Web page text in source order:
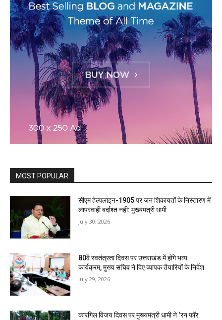
MOST POPULAR
सीएम हेल्पलाइन-1905 पर जन शिकायतों के निस्तारण में
लापरवाही बर्दाश्त नहीं: मुख्यमंत्री धामी
July 30, 2026
80वें स्वतंत्रता दिवस पर उत्तराखंड में होंगे भव्य
कार्यक्रम, मुख्य सचिव ने दिए व्यापक तैयारियों के निर्देश
July 29, 2026
कारगिल विजय दिवस पर मुख्यमंत्री धामी ने ‘रन फॉर